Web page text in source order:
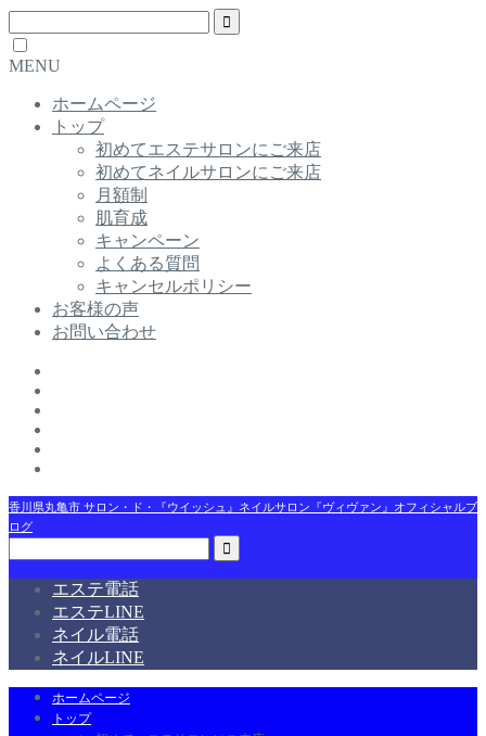
MENU
ホームページ
トップ
初めてエステサロンにご来店
初めてネイルサロンにご来店
月額制
肌育成
キャンペーン
よくある質問
キャンセルポリシー
お客様の声
お問い合わせ
香川県丸亀市 サロン・ド・『ウイッシュ』ネイルサロン『ヴィヴァン』オフィシャルブ
ログ
エステ電話
エステLINE
ネイル電話
ネイルLINE
ホームページ
トップ